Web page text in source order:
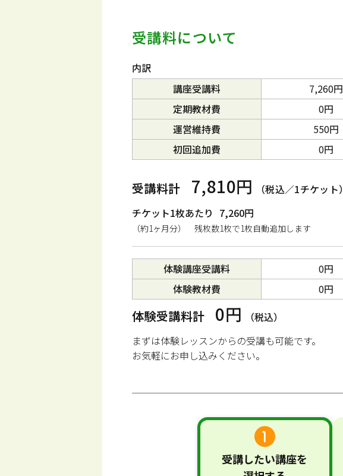
受講料について
内訳
講座受講料
7,260円
定期教材費
0円
運営維持費
550円
初回追加費
0円
受講料計 7,810円
（税込／1チケット）
チケット1枚あたり 7,260円
（約1ヶ月分） 残枚数1枚で1枚自動追加します
体験講座受講料
0円
体験教材費
0円
体験受講料計 0円
（税込）
まずは体験レッスンからの受講も可能です。
お気軽にお申し込みください。
受講したい講座を